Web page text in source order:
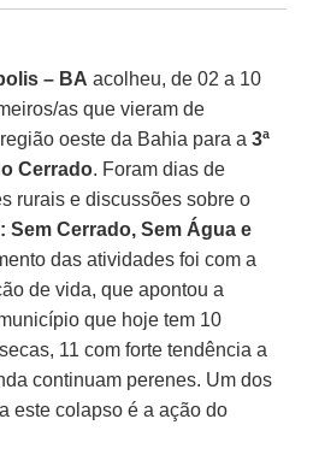
– BA acolheu, de 02 a 10
as que vieram de
oeste da Bahia para a3ª
Cerrado. Foram dias de
rurais e discussões sobre o
Sem Cerrado, Sem Água e
das atividades foi com a
de vida, que apontou a
que hoje tem 10
11 com forte tendência a
continuam perenes. Um dos
este colapso é a ação do